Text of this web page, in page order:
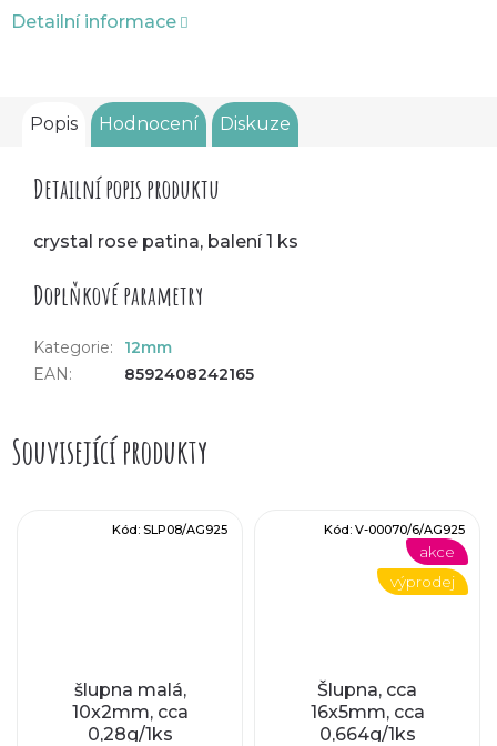
Detailní informace
Popis Hodnocení Diskuze
Detailní popis produktu
crystal rose patina, balení 1 ks
Doplňkové parametry
Kategorie:
12mm
EAN: 8592408242165
Související produkty
šlupna malá,
10x2mm, cca
0,28g/1ks
Kód: SLP08/AG925
akce
výprodej
Šlupna, cca
16x5mm, cca
0,664g/1ks
Kód: V-00070/6/AG925